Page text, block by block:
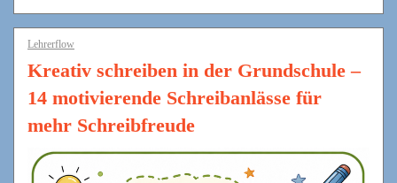
Lehrerflow
Kreativ schreiben in der Grundschule –
14 motivierende Schreibanlässe für
mehr Schreibfreude